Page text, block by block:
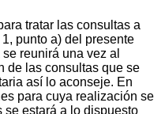
tratar las consultas a
punto a) del presente
reunirá una vez al
de las consultas que se
así lo aconseje. En
para cuya realización se
estará a lo dispuesto